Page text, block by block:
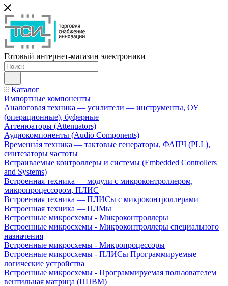
Готовый интернет-магазин электроники
Каталог
Импортные компоненты
Аналоговая техника — усилители — инструменты, ОУ
(операционные), буферные
Аттенюаторы (Attenuators)
Аудиокомпоненты (Audio Components)
Временна́я техника — тактовые генераторы, ФАПЧ (PLL),
синтезаторы частоты
Встраиваемые контроллеры и системы (Embedded Controllers
and Systems)
Встроенная техника — модули с микроконтроллером,
микропроцессором, ПЛИС
Встроенная техника — ПЛИСы с микроконтроллерами
Встроенная техника — ПЛМы
Встроенные микросхемы - Микроконтроллеры
Встроенные микросхемы - Микроконтроллеры специального
назначения
Встроенные микросхемы - Микропроцессоры
Встроенные микросхемы - ПЛИСы Программируемые
логические устройства
Встроенные микросхемы - Программируемая пользователем
вентильная матрица (ППВМ)